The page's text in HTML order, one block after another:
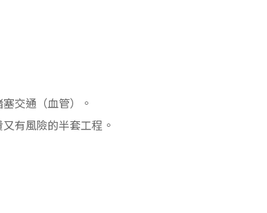
交通（血管）。
有風險的半套工程。